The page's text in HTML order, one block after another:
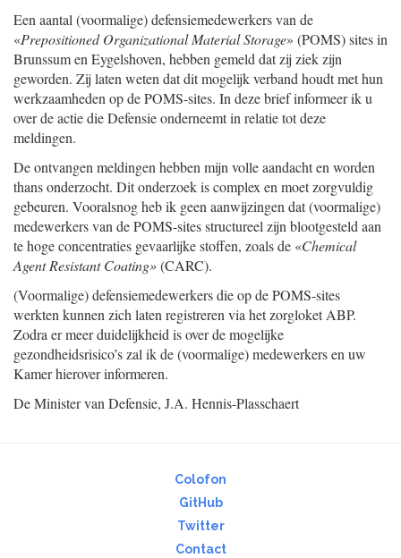
Een aantal (voormalige) defensiemedewerkers van de
«Prepositioned Organizational Material Storage» (POMS) sites in
Brunssum en Eygelshoven, hebben gemeld dat zij ziek zijn
geworden. Zij laten weten dat dit mogelijk verband houdt met hun
werkzaamheden op de POMS-sites. In deze brief informeer ik u
over de actie die Defensie onderneemt in relatie tot deze
meldingen.
De ontvangen meldingen hebben mijn volle aandacht en worden
thans onderzocht. Dit onderzoek is complex en moet zorgvuldig
gebeuren. Vooralsnog heb ik geen aanwijzingen dat (voormalige)
medewerkers van de POMS-sites structureel zijn blootgesteld aan
te hoge concentraties gevaarlijke stoffen, zoals de «Chemical
Agent Resistant Coating»(CARC).
(Voormalige) defensiemedewerkers die op de POMS-sites
werkten kunnen zich laten registreren via het zorgloket ABP.
Zodra er meer duidelijkheid is over de mogelijke
gezondheidsrisico’s zal ik de (voormalige) medewerkers en uw
Kamer hierover informeren.
De Minister van Defensie, J.A. Hennis-Plasschaert
Colofon
GitHub
Twitter
Contact